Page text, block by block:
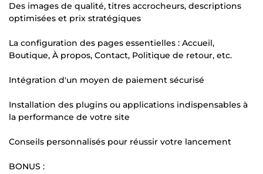
Des images de qualité, titres accrocheurs, descriptions
optimisées et prix stratégiques
La configuration des pages essentielles : Accueil,
Boutique, À propos, Contact, Politique de retour, etc.
Intégration d'un moyen de paiement sécurisé
Installation des plugins ou applications indispensables à
la performance de votre site
Conseils personnalisés pour réussir votre lancement
BONUS :